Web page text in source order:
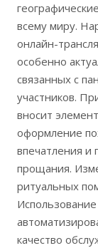
всему миру.
онлайн-
особенно
связанных с
участников.
вносит
оформление
впечатления и
прощания.
ритуальных
качество